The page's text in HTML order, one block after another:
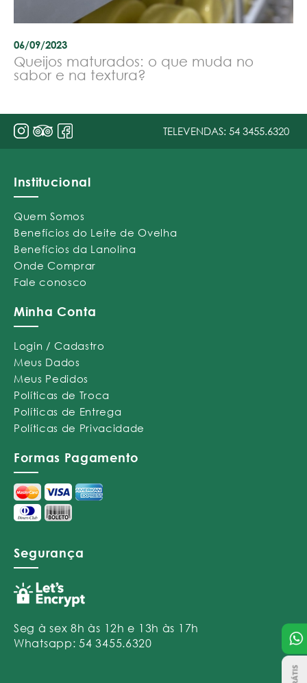
06/09/2023
Queijos maturados: o que muda no
sabor e na textura?
TELEVENDAS: 54 3455.6320
Institucional
Quem Somos
Benefícios do Leite de Ovelha
Benefícios da Lanolina
Onde Comprar
Fale conosco
Minha Conta
Login / Cadastro
Meus Dados
Meus Pedidos
Políticas de Troca
Políticas de Entrega
Políticas de Privacidade
Formas Pagamento
Segurança
Seg à sex 8h às 12h e 13h às 17h
Whatsapp: 54 3455.6320